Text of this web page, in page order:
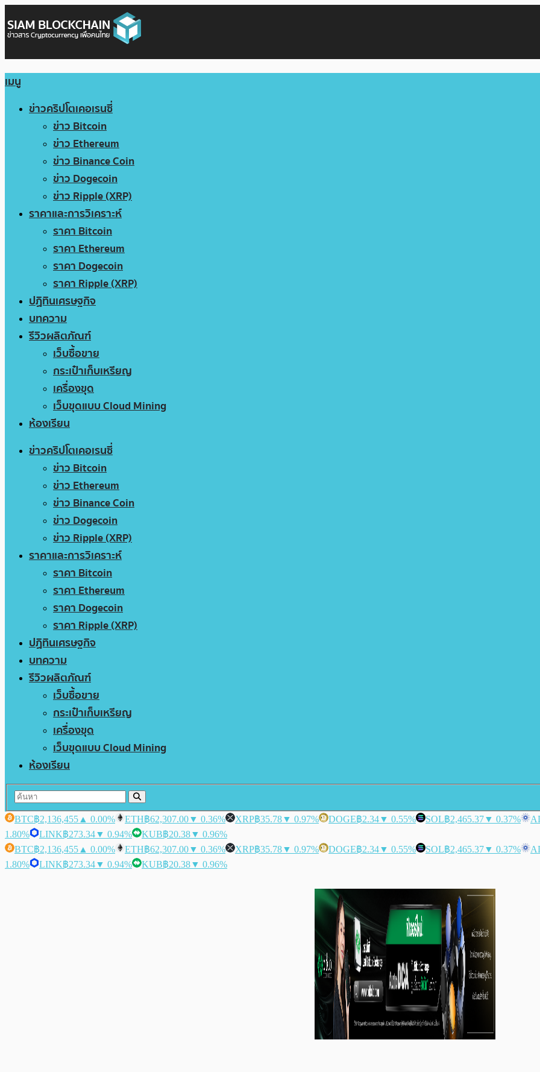
เมนู
ข่าวคริปโตเคอเรนซี่
ข่าว Bitcoin
ข่าว Ethereum
ข่าว Binance Coin
ข่าว Dogecoin
ข่าว Ripple (XRP)
ราคาและการวิเคราะห์
ราคา Bitcoin
ราคา Ethereum
ราคา Dogecoin
ราคา Ripple (XRP)
ปฏิทินเศรษฐกิจ
บทความ
รีวิวผลิตภัณฑ์
เว็บซื้อขาย
กระเป๋าเก็บเหรียญ
เครื่องขุด
เว็บขุดแบบ Cloud Mining
ห้องเรียน
ข่าวคริปโตเคอเรนซี่
ข่าว Bitcoin
ข่าว Ethereum
ข่าว Binance Coin
ข่าว Dogecoin
ข่าว Ripple (XRP)
ราคาและการวิเคราะห์
ราคา Bitcoin
ราคา Ethereum
ราคา Dogecoin
ราคา Ripple (XRP)
ปฏิทินเศรษฐกิจ
บทความ
รีวิวผลิตภัณฑ์
เว็บซื้อขาย
กระเป๋าเก็บเหรียญ
เครื่องขุด
เว็บขุดแบบ Cloud Mining
ห้องเรียน
BTC฿2,136,455 ▲ 0.00% ETH฿62,307.00▼ 0.36% XRP฿35.78▼ 0.97% DOGE฿2.34▼ 0.55% SOL฿2,465.37▼ 0.37%
1.80%
LINK฿273.34▼ 0.94% KUB฿20.38▼ 0.96%
BTC฿2,136,455 ▲ 0.00% ETH฿62,307.00▼ 0.36% XRP฿35.78▼ 0.97% DOGE฿2.34▼ 0.55% SOL฿2,465.37▼ 0.37%
1.80%
LINK฿273.34▼ 0.94% KUB฿20.38▼ 0.96%